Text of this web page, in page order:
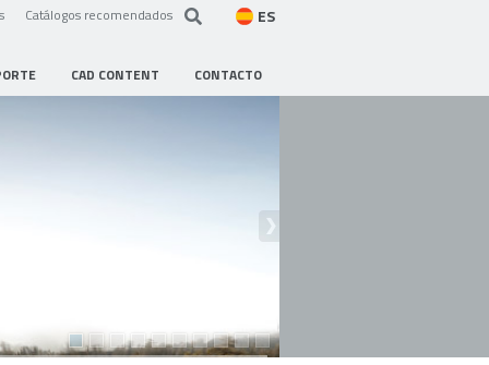
Catálogos recomendados ES
CAD CONTENT CONTACTO